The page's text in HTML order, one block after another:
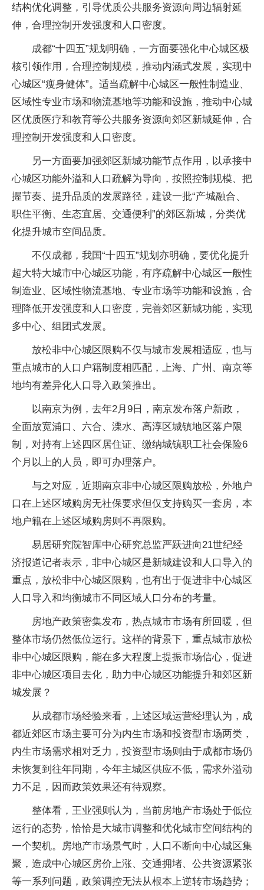
结构优化调整，引导优质公共服务资源向周边辐射延
伸，合理控制开发强度和人口密度。
成都“十四五”规划明确，一方面要强化中心城区极
核引领作用，合理控制规模，推动内涵式发展，实现中
心城区“瘦身健体”。适当疏解中心城区一般性制造业、
区域性专业市场和物流基地等功能和设施，推动中心城
区优质医疗和教育等公共服务资源向郊区新城延伸，合
理控制开发强度和人口密度。
另一方面要加强郊区新城功能节点作用，以承接中
心城区功能外溢和人口疏解为导向，按照控制规模、把
握节奏、提升品质的发展路径，建设一批“产城融合、
职住平衡、生态宜居、交通便利”的郊区新城，分类优
化提升城市空间品质。
不仅成都，我国“十四五”规划亦明确，要优化提升
超大特大城市中心城区功能，有序疏解中心城区一般性
制造业、区域性物流基地、专业市场等功能和设施，合
理降低开发强度和人口密度，完善郊区新城功能，实现
多中心、组团式发展。
放松非中心城区限购不仅与城市发展相适应，也与
重点城市的人口户籍制度相匹配，上海、广州、南京等
地均有差异化人口导入政策推出。
以南京为例，去年2月9日，南京发布落户新政，
全面放宽浦口、六合、溧水、高淳区城镇地区落户限
制，对持有上述四区居住证、缴纳城镇职工社会保险6
个月以上的人员，即可办理落户。
与之对应，近期南京非中心城区限购放松，外地户
口在上述区域购房无社保要求但仅支持购买一套房，本
地户籍在上述区域购房则不再限购。
易居研究院智库中心研究总监严跃进向21世纪经
济报道记者表示，非中心城区是新城建设和人口导入的
重点，放松非中心城区限购，也有出于促进非中心城区
人口导入和均衡城市不同区域人口分布的考量。
房地产政策密集发布，热点城市市场有所回暖，但
整体市场仍然低位运行。这样的背景下，重点城市放松
非中心城区限购，能在多大程度上提振市场信心，促进
非中心城区项目去化，助力中心城区功能提升和郊区新
城发展？
从成都市场经验来看，上述区域运营经理认为，成
都近郊区市场主要可分为内生市场和投资型市场两类，
内生市场需求相对乏力，投资型市场则由于成都市场仍
未恢复到往年同期，今年主城区供应不低，需求外溢动
力不足，因而政策效果还有待观察。
整体看，王业强则认为，当前房地产市场处于低位
运行的态势，恰恰是大城市调整和优化城市空间结构的
一个契机。房地产市场景气时，人口不断向中心城区集
聚，造成中心城区房价上涨、交通拥堵、公共资源紧张
等一系列问题，政策调控无法从根本上逆转市场趋势；